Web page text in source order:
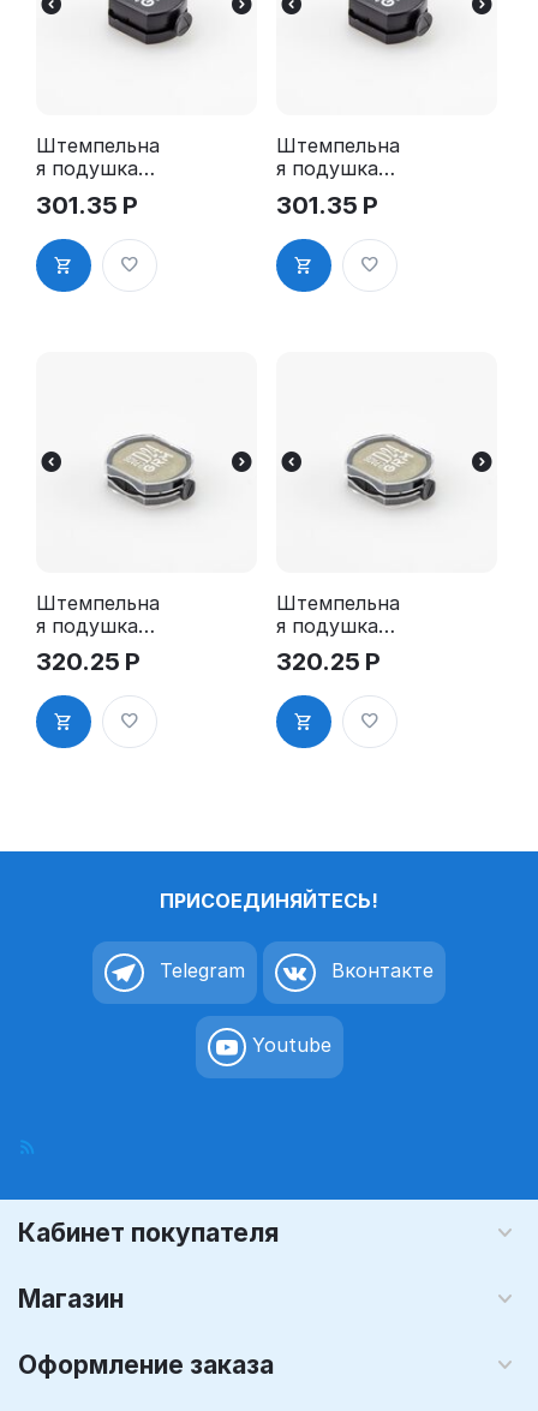
Штемпельна
я подушка
для GRM R17
2Pads
301.35 Р
Штемпельна
я подушка
для GRM R17
2Pads, синяя
301.35 Р
Штемпельна
я подушка
для GRM
R24 2Pads
320.25 Р
Штемпельна
я подушка
для GRM
R24 2Pads,
синяя
320.25 Р
ПРИСОЕДИНЯЙТЕСЬ!
Telegram Вконтакте
Youtube
Кабинет покупателя
Магазин
Оформление заказа